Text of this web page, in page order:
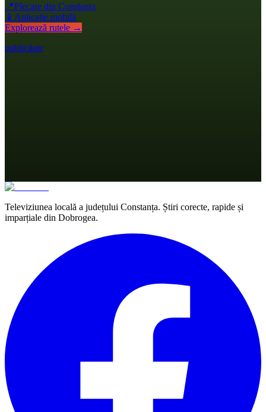
📍Plecare din Constanța
📱 Aplicație mobilă
Explorează rutele →
publicitate
Televiziunea locală a județului Constanța. Știri corecte, rapide și
imparțiale din Dobrogea.